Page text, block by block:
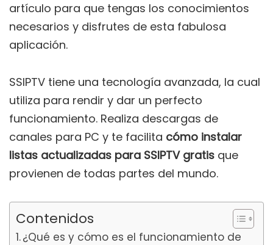
artículo para que tengas los conocimientos
necesarios y disfrutes de esta fabulosa
aplicación.
SSIPTV tiene una tecnología avanzada, la cual
utiliza para rendir y dar un perfecto
funcionamiento. Realiza descargas de
canales para PC y te facilita cómo instalar
listas actualizadas para SSIPTV gratis que
provienen de todas partes del mundo.
Contenidos
¿Qué es y cómo es el funcionamiento de